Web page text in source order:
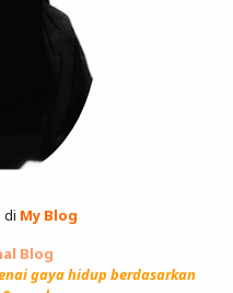
di My Blog
Blog
gaya hidup berdasarkan